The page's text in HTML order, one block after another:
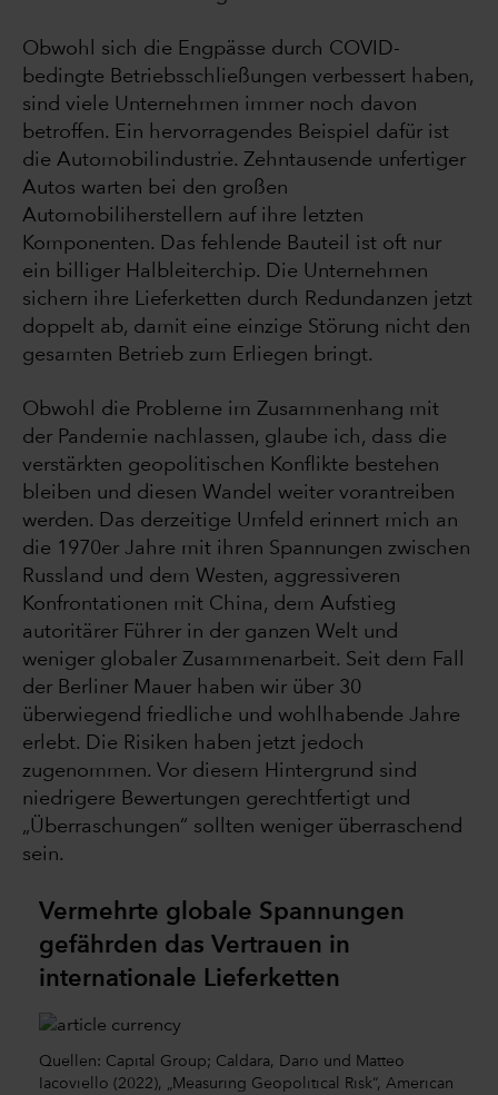
Obwohl sich die Engpässe durch COVID-
bedingte Betriebsschließungen verbessert haben,
sind viele Unternehmen immer noch davon
betroffen. Ein hervorragendes Beispiel dafür ist
die Automobilindustrie. Zehntausende unfertiger
Autos warten bei den großen
Automobiliherstellern auf ihre letzten
Komponenten. Das fehlende Bauteil ist oft nur
ein billiger Halbleiterchip. Die Unternehmen
sichern ihre Lieferketten durch Redundanzen jetzt
doppelt ab, damit eine einzige Störung nicht den
gesamten Betrieb zum Erliegen bringt.
Obwohl die Probleme im Zusammenhang mit
der Pandemie nachlassen, glaube ich, dass die
verstärkten geopolitischen Konflikte bestehen
bleiben und diesen Wandel weiter vorantreiben
werden. Das derzeitige Umfeld erinnert mich an
die 1970er Jahre mit ihren Spannungen zwischen
Russland und dem Westen, aggressiveren
Konfrontationen mit China, dem Aufstieg
autoritärer Führer in der ganzen Welt und
weniger globaler Zusammenarbeit. Seit dem Fall
der Berliner Mauer haben wir über 30
überwiegend friedliche und wohlhabende Jahre
erlebt. Die Risiken haben jetzt jedoch
zugenommen. Vor diesem Hintergrund sind
niedrigere Bewertungen gerechtfertigt und
„Überraschungen“ sollten weniger überraschend
sein.
Vermehrte globale Spannungen
gefährden das Vertrauen in
internationale Lieferketten
Quellen: Capital Group; Caldara, Dario und Matteo
Iacoviello (2022), „Measuring Geopolitical Risk“, American